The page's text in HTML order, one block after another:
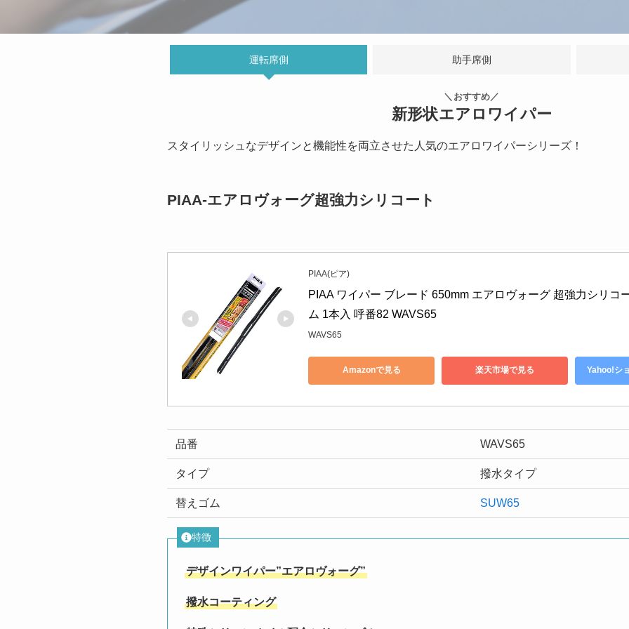
運転席側 助手席側
＼おすすめ／
新形状エアロワイパー
スタイリッシュなデザインと機能性を両立させた人気のエアロワイパーシリーズ！
PIAA-エアロヴォーグ超強力シリコート
PIAA(ピア)
PIAA ワイパー ブレード 650mm エアロヴォーグ 超強力シリコ
ム 1本入 呼番82 WAVS65
WAVS65
Amazonで見る 楽天市場で見る Yahoo!シ
品番 WAVS65
タイプ 撥水タイプ
替えゴム SUW65
特徴
デザインワイパー”エアロヴォーグ”
撥水コーティング